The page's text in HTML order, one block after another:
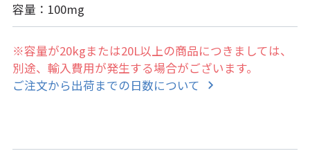
容量：100mg
※容量が20kgまたは20L以上の商品につきましては、
別途、輸入費用が発生する場合がございます。
ご注文から出荷までの日数について